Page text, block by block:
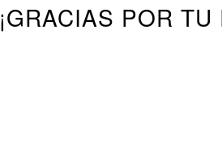
¡GRACIAS POR